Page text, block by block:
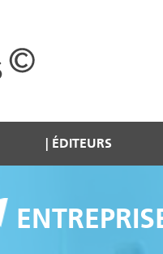
ÉDITEURS